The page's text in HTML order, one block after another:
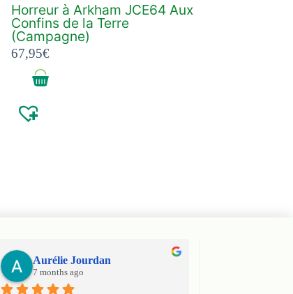
Horreur à Arkham JCE64 Aux
Confins de la Terre
(Campagne)
67,95€
Aurélie Jourdan
7 months ago